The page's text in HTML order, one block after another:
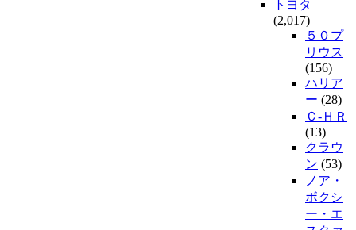
トヨタ
(2,017)
５０プ
リウス
(156)
ハリア
ー (28)
Ｃ-ＨＲ
(13)
クラウ
ン (53)
ノア・
ボクシ
ー・エ